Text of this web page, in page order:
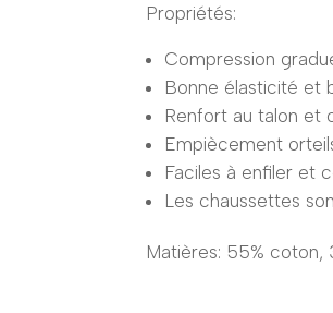
Propriétés:
Compression
Bonne élasticité et
Renfort au talon et
Empiècement
Faciles à enfiler et
Les chaussettes
Matières: 55% coton,